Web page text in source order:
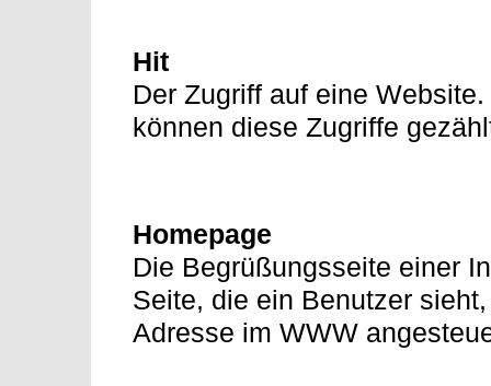
Hit
Der Zugriff auf eine
können diese Zugriffe
Homepage
Die Begrüßungsseite einer
Seite, die ein Benutzer
Adresse im WWW